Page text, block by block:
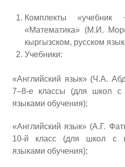
Комплекты «учебник
«Математика» (М.И.
кыргызском, русском
Учебники:
«Английский язык» (Ч.А.
7–8-е классы (для школ с
языками обучения);
«Английский язык» (А.Г.
10-й класс (для школ с
языками обучения);